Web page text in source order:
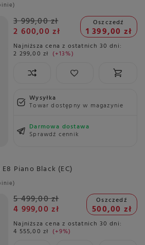
3 999,00 zł
2 600,00 zł
Oszczedź
1 399,00 zł
Najniższa cena z ostatnich 30 dni:
2 299,00 zł +13%
Wysyłka
Towar dostępny w magazynie
Darmowa dostawa
Sprawdź cennik
Piano Black (EC)
5 499,00 zł
4 999,00 zł
Oszczedź
500,00 zł
Najniższa cena z ostatnich 30 dni:
4 555,00 zł +9%